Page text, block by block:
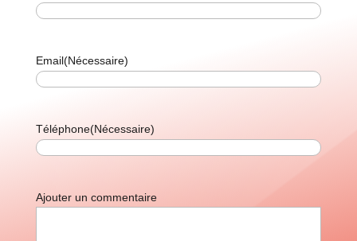
Email(Nécessaire)
Téléphone(Nécessaire)
Ajouter un commentaire